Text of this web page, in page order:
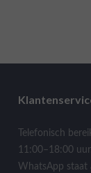
Telefonisch
11:00–18:00 uur.
WhatsApp staat